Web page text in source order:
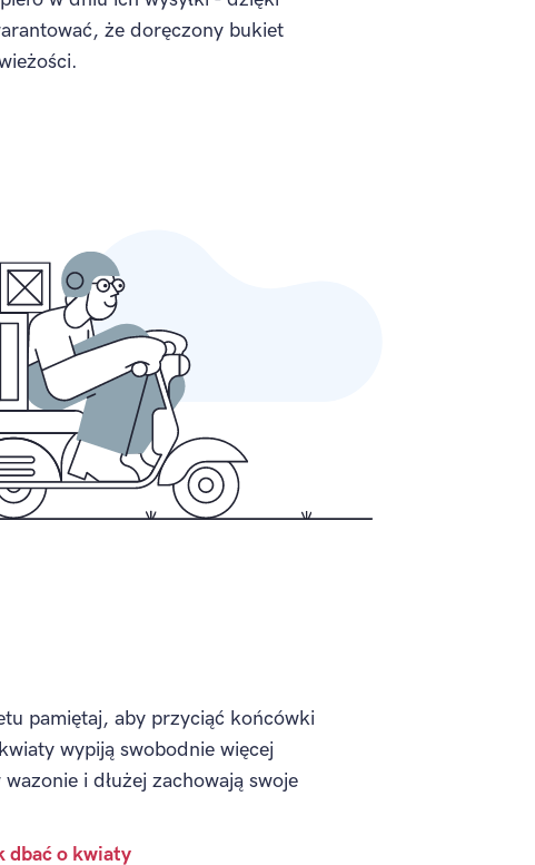
że doręczony bukiet
pamiętaj, aby przyciąć końcówki
wypiją swobodnie więcej
i dłużej zachowają swoje
dbać o kwiaty